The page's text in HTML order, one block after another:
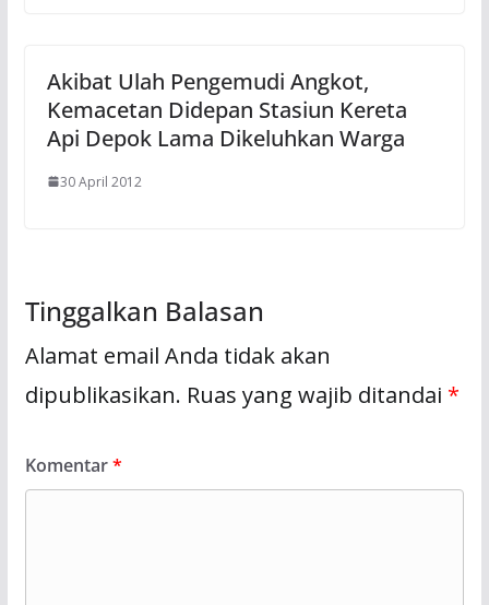
Akibat Ulah Pengemudi Angkot,
Kemacetan Didepan Stasiun Kereta
Api Depok Lama Dikeluhkan Warga
30 April 2012
Tinggalkan Balasan
Alamat email Anda tidak akan
dipublikasikan. Ruas yang wajib ditandai *
Komentar*